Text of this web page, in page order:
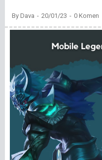
By Dava 20/01/23 0 Komen